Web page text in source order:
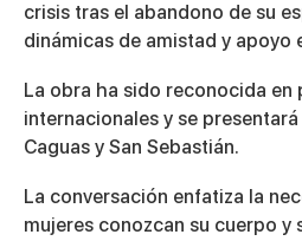
crisis tras el abandono de su
dinámicas de amistad y apoyo
La obra ha sido reconocida en
internacionales y se
Caguas y San Sebastián.
La conversación enfatiza la
mujeres conozcan su cuerpo y